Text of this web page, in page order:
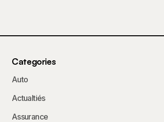
Categories
Auto
Actualtiés
Assurance